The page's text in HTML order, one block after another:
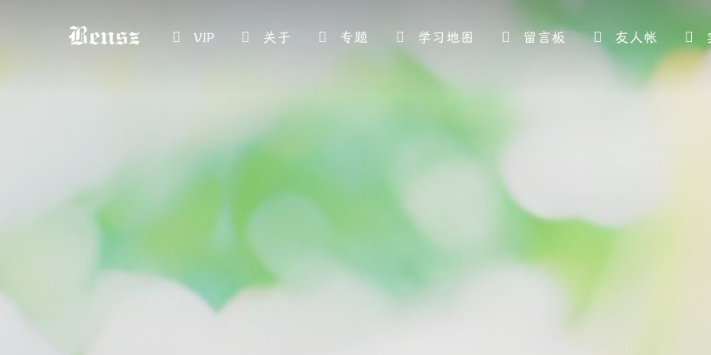
VIP 关于 专题 学习地图 留言板 友人帐